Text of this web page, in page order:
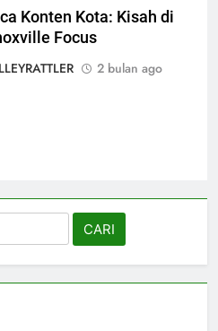
Konten Kota: Kisah di
Focus
2 bulan ago